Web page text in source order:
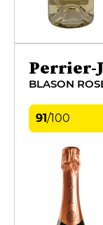
Perrier-
BLASON
91/100